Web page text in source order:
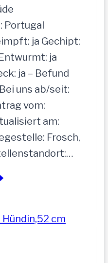
Portugal
ja Gechipt:
ja
ja – Befund
uns ab/seit:
vom:
am:
Frosch,